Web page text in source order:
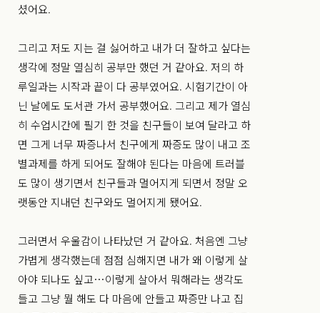
셨어요.
그리고 저도 지는 걸 싫어하고 내가 더 잘하고 싶다는
생각에 정말 열심히 공부만 했던 거 같아요. 저의 하
루일과는 시작과 끝이 다 공부였어요. 시험기간이 아
닌 날에도 도서관 가서 공부했어요. 그리고 제가 열심
히 수업시간에 필기 한 것을 친구들이 보여 달라고 하
면 그게 너무 짜증나서 친구에게 짜증도 많이 내고 조
별과제를 하게 되어도 잘해야 된다는 마음에 트러블
도 많이 생기면서 친구들과 멀어지게 되면서 정말 오
랫동안 지내던 친구와도 멀어지게 됐어요.
그러면서 우울감이 나타났던 거 같아요. 처음엔 그냥
가볍게 생각했는데 점점 심해지면 내가 왜 이렇게 살
아야 되나도 싶고…이렇게 살아서 뭐해라는 생각도
들고 그냥 뭘 해도 다 마음에 안들고 짜증만 나고 집